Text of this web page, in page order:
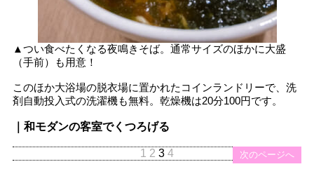
▲つい食べたくなる夜鳴きそば。通常サイズのほかに大盛
（手前）も用意！
このほか大浴場の脱衣場に置かれたコインランドリーで、洗
剤自動投入式の洗濯機も無料。乾燥機は20分100円です。
｜和モダンの客室でくつろげる
前のページへ
次のページへ
1 2 3 4